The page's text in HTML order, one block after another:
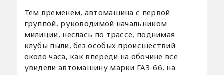
Тем временем, автомашина с первой
группой, руководимой начальником
милиции, неслась по трассе, поднимая
клубы пыли, без особых происшествий
около часа, как впереди на обочине все
увидели автомашину марки ГАЗ-66, на